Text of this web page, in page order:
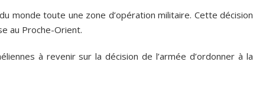
monde toute une zone d’opération militaire. Cette décision
au Proche-Orient.
à revenir sur la décision de l’armée d’ordonner à la